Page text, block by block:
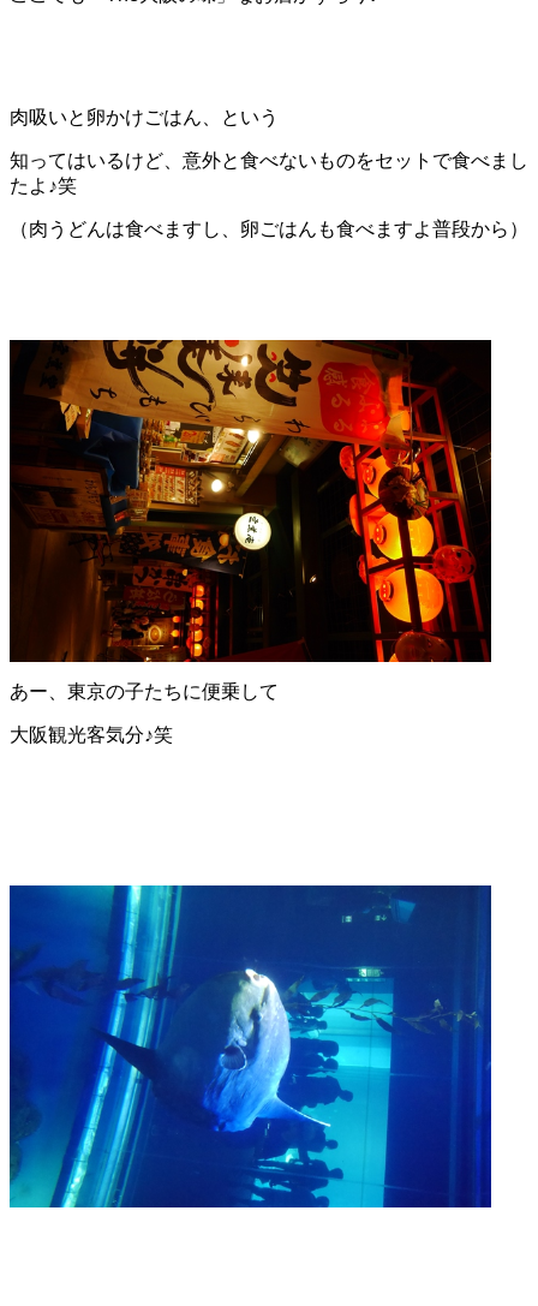
肉吸いと卵かけごはん、という
知ってはいるけど、意外と食べないものをセットで食べまし
たよ♪笑
（肉うどんは食べますし、卵ごはんも食べますよ普段から）
あー、東京の子たちに便乗して
大阪観光客気分♪笑